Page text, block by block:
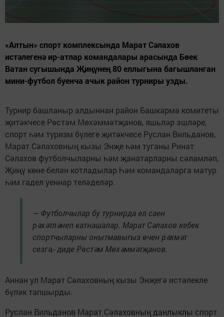
«Алтын» спорт комплексында Марат Сәлахов
истәлегенә ир-атлар командалары арасында Бөек
Ватан сугышында Җиңүнең 80 еллыгына багышланган
мини-футбол буенча ачык район турниры узды.
Турнир башланыр алдыннан район Башкарма комитеты
җитәкчесе Рөстәм Мөхәммәтҗанов, яшьләр эшләре,
спорт һәм туризм бүлеге җитәкчесе Руслан Вильданов,
Марат Сәлаховның кызы Энҗе һәм туганы Ринат
Сәлахов футболчыларны һәм җанатарларны сәламләп,
Җиңү көне белән котладылар Һәм командаларга матур
һәм гадел уеннар теләделәр.
— Футболчылар бу турнирда ел саен
рәхәтләнеп катнашалар. Марат Сәлахов кебек
спортчыларны онытмавыгыз өчен рәхмәт
сезгә,- диде Рөстәм Мөхәммәтҗанов.
Аннан ул Марат Сәлаховның кызы Энҗегә истәлекле
бүләк тапшырды.
Руслан Вильданов Марат Сәлаховның данлыклы спорт